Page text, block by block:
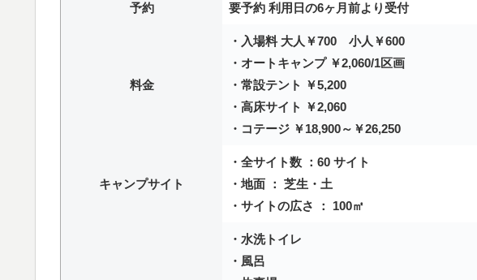
予約 要予約 利用日の6ヶ月前より受付
料金
・入場料 大人￥700 小人￥600
・オートキャンプ ￥2,060/1区画
・常設テント ￥5,200
・高床サイト ￥2,060
・コテージ ￥18,900～￥26,250
キャンプサイト
・全サイト数 ：60 サイト
・地面 ： 芝生・土
・サイトの広さ ： 100㎡
・水洗トイレ
・風呂